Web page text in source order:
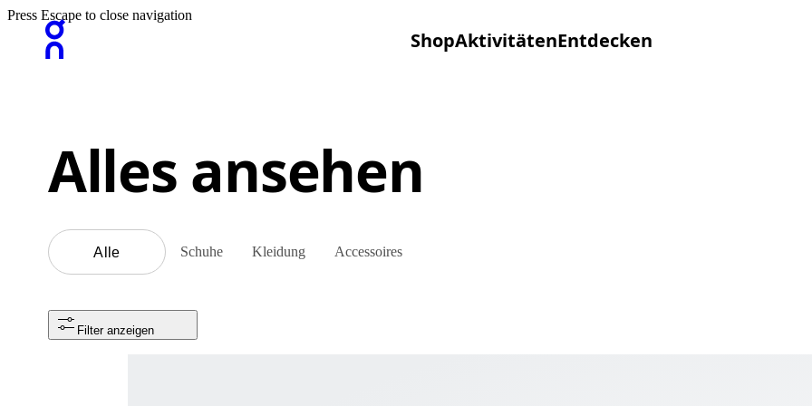
ShopAktivitätenEntdecken
Press Escape to close navigation
Alles ansehen
Alle Schuhe Kleidung Accessoires
Filter anzeigen